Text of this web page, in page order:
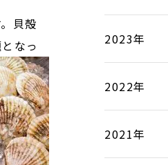
貝殻
なっ
2023年
2022年
2021年